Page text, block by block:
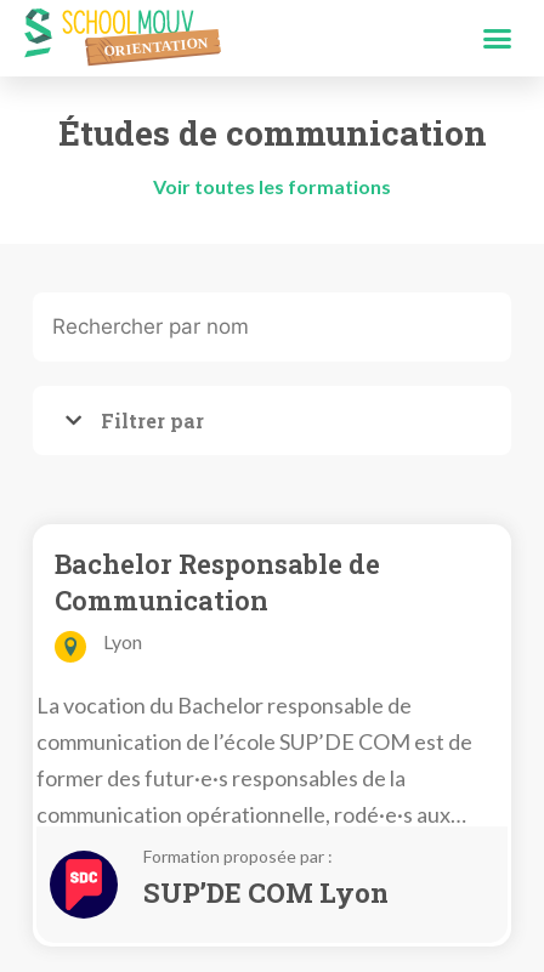
Études de communication
Voir toutes les formations
Filtrer par
Bachelor Responsable de
Communication
Lyon
La vocation du Bachelor responsable de
communication de l’école SUP’DE COM est de
former des futur·e·s responsables de la
communication opérationnelle, rodé·e·s aux
méthodes de travail utilisées en agence ou dans
les services de communication.
Formation proposée par :
SUP’DE COM Lyon